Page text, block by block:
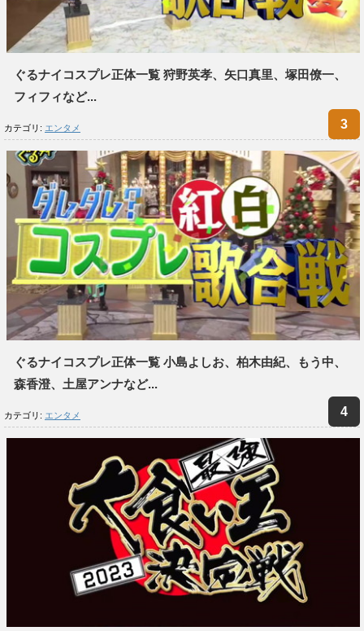
ぐるナイコスプレ正体一覧 狩野英孝、矢口真里、塚田僚一、
フィフィなど...
カテゴリ: エンタメ
ぐるナイコスプレ正体一覧 小島よしお、柏木由紀、もう中、
森香澄、土屋アンナなど...
カテゴリ: エンタメ